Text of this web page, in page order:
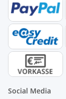
Social Media